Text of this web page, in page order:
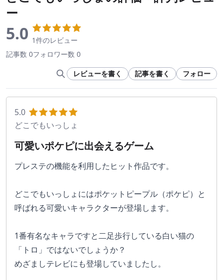
ー
5.0 1件のレビュー
記事数 0フォロワー数 0
レビューを書く 記事を書く フォロー
5.0
どこでもいっしょ
可愛いポケピに出会えるゲーム
プレステの機能を利用したヒット作品です。
どこでもいっしょにはポケットピープル（ポケピ）と
呼ばれる可愛いキャラクターが登場します。
1番有名なキャラですと二足歩行している白い猫の
「トロ」ではないでしょうか？
めざましテレビにも登場していましたし。